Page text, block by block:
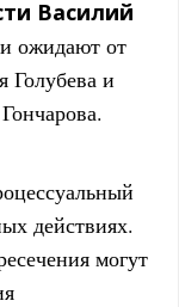
Василий
ожидают от
Голубева и
действиях.
могут